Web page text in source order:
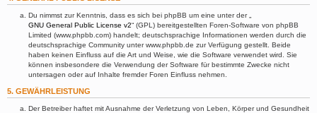
Du nimmst zur Kenntnis, dass es sich bei phpBB um eine unter der „
GNU General Public License v2“ (GPL) bereitgestellten Foren-Software von phpBB
Limited (www.phpbb.com) handelt; deutschsprachige Informationen werden durch die
deutschsprachige Community unter www.phpbb.de zur Verfügung gestellt. Beide
haben keinen Einfluss auf die Art und Weise, wie die Software verwendet wird. Sie
können insbesondere die Verwendung der Software für bestimmte Zwecke nicht
untersagen oder auf Inhalte fremder Foren Einfluss nehmen.
5. GEWÄHRLEISTUNG
Der Betreiber haftet mit Ausnahme der Verletzung von Leben, Körper und Gesundheit